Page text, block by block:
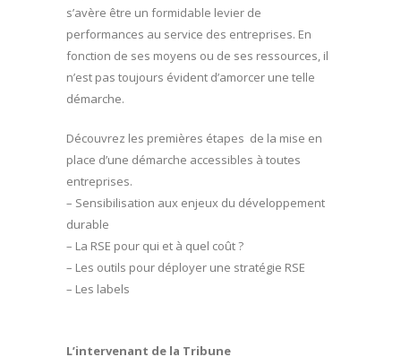
s’avère être un formidable levier de
performances au service des entreprises. En
fonction de ses moyens ou de ses ressources, il
n’est pas toujours évident d’amorcer une telle
démarche.
Découvrez les premières étapes de la mise en
place d’une démarche accessibles à toutes
entreprises.
– Sensibilisation aux enjeux du développement
durable
– La RSE pour qui et à quel coût ?
– Les outils pour déployer une stratégie RSE
– Les labels
L’intervenant de la Tribune